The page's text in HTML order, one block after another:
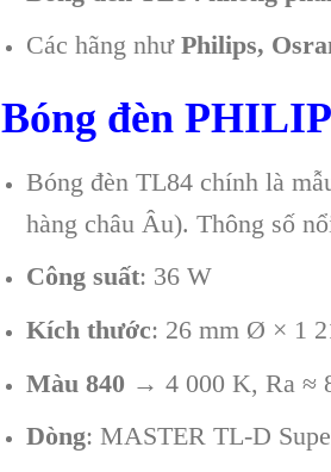
Các hãng như Philips,
Bóng đèn
Bóng đèn TL84 chính là
hàng châu Âu). Thông số
Công suất: 36 W
Kích thước: 26 mm Ø × 1
Màu 840 → 4 000 K, Ra ≈
Dòng: MASTER TL-D